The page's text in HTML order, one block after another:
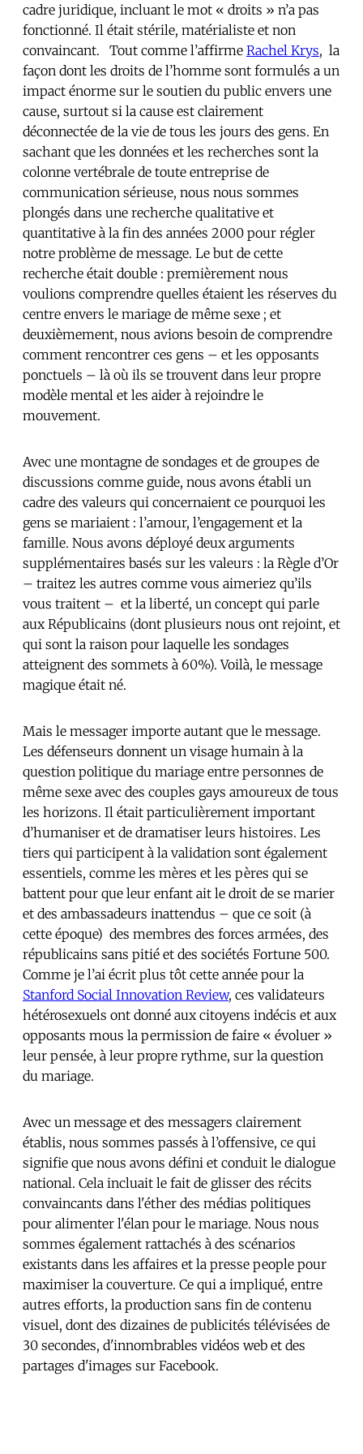
cadre juridique, incluant le mot « droits » n’a pas
fonctionné. Il était stérile, matérialiste et non
convaincant. Tout comme l’affirme Rachel Krys, la
façon dont les droits de l’homme sont formulés a un
impact énorme sur le soutien du public envers une
cause, surtout si la cause est clairement
déconnectée de la vie de tous les jours des gens. En
sachant que les données et les recherches sont la
colonne vertébrale de toute entreprise de
communication sérieuse, nous nous sommes
plongés dans une recherche qualitative et
quantitative à la fin des années 2000 pour régler
notre problème de message. Le but de cette
recherche était double : premièrement nous
voulions comprendre quelles étaient les réserves du
centre envers le mariage de même sexe ; et
deuxièmement, nous avions besoin de comprendre
comment rencontrer ces gens – et les opposants
ponctuels – là où ils se trouvent dans leur propre
modèle mental et les aider à rejoindre le
mouvement.
Avec une montagne de sondages et de groupes de
discussions comme guide, nous avons établi un
cadre des valeurs qui concernaient ce pourquoi les
gens se mariaient : l’amour, l’engagement et la
famille. Nous avons déployé deux arguments
supplémentaires basés sur les valeurs : la Règle d’Or
– traitez les autres comme vous aimeriez qu’ils
vous traitent – et la liberté, un concept qui parle
aux Républicains (dont plusieurs nous ont rejoint, et
qui sont la raison pour laquelle les sondages
atteignent des sommets à 60%). Voilà, le message
magique était né.
Mais le messager importe autant que le message.
Les défenseurs donnent un visage humain à la
question politique du mariage entre personnes de
même sexe avec des couples gays amoureux de tous
les horizons. Il était particulièrement important
d’humaniser et de dramatiser leurs histoires. Les
tiers qui participent à la validation sont également
essentiels, comme les mères et les pères qui se
battent pour que leur enfant ait le droit de se marier
et des ambassadeurs inattendus – que ce soit (à
cette époque) des membres des forces armées, des
républicains sans pitié et des sociétés Fortune 500.
Comme je l’ai écrit plus tôt cette année pour la
Stanford Social Innovation Review, ces validateurs
hétérosexuels ont donné aux citoyens indécis et aux
opposants mous la permission de faire « évoluer »
leur pensée, à leur propre rythme, sur la question
du mariage.
Avec un message et des messagers clairement
établis, nous sommes passés à l’offensive, ce qui
signifie que nous avons défini et conduit le dialogue
national. Cela incluait le fait de glisser des récits
convaincants dans l'éther des médias politiques
pour alimenter l'élan pour le mariage. Nous nous
sommes également rattachés à des scénarios
existants dans les affaires et la presse people pour
maximiser la couverture. Ce qui a impliqué, entre
autres efforts, la production sans fin de contenu
visuel, dont des dizaines de publicités télévisées de
30 secondes, d'innombrables vidéos web et des
partages d'images sur Facebook.